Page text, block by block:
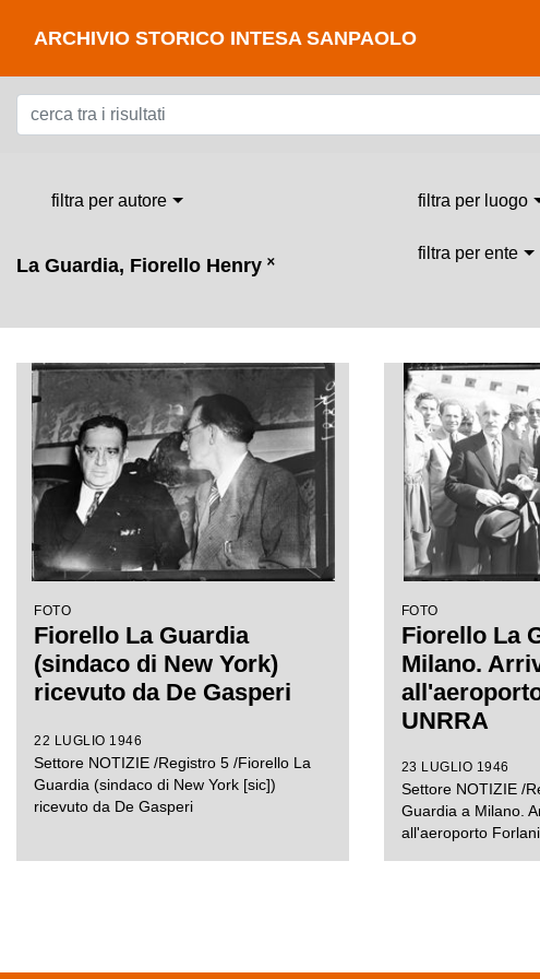
ARCHIVIO STORICO INTESA SANPAOLO
filtra per autore filtra per luogo
La Guardia, Fiorello Henry ˟
filtra per ente
FOTO
Fiorello La Guardia
(sindaco di New York)
ricevuto da De Gasperi
22 LUGLIO 1946
Settore NOTIZIE /Registro 5 /Fiorello La
Guardia (sindaco di New York [sic])
ricevuto da De Gasperi
FOTO
Fiorello La
Milano.
UNRRA
23 LUGLIO 1946
Settore NOTIZIE /
Guardia a Milano.
all'aeroporto